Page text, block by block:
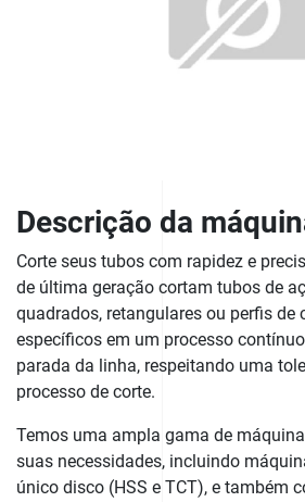
Descrição da
Corte seus tubos com rapidez e
de última geração cortam tubos de
quadrados, retangulares ou perfis de
específicos em um processo
parada da linha, respeitando uma
processo de corte.
Temos uma ampla gama de
suas necessidades, incluindo
único disco (HSS e TCT), e também